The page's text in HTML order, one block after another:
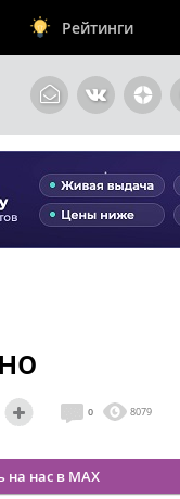
Рейтинги
0 8079
нас в MAX